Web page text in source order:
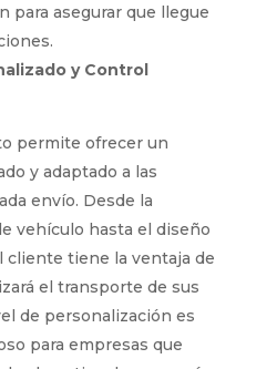
para asegurar que llegue
y Control
permite ofrecer un
y adaptado a las
envío. Desde la
vehículo hasta el diseño
cliente tiene la ventaja de
el transporte de sus
de personalización es
para empresas que